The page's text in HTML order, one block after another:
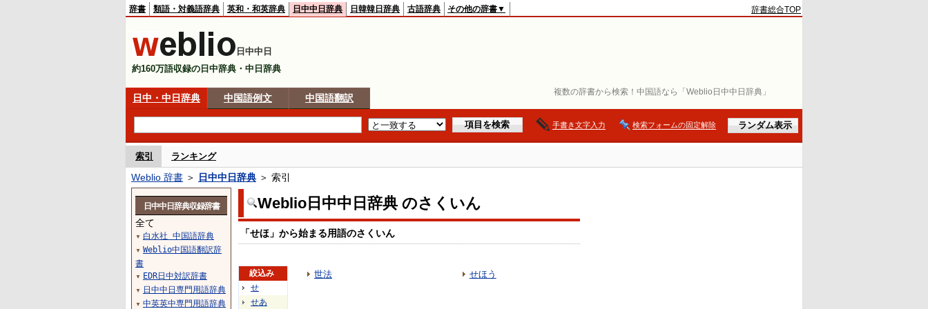
複数の辞書から検索！中国語なら「Weblio日中中日辞典」
辞書 類語・対義語辞典 英和・和英辞典 日中中日辞典 日韓韓日辞典 古語辞典 その他の辞書▼ 辞書総合TOP
日中中日
約160万語収録の日中辞典・中日辞典
日中・中日辞典 中国語例文 中国語翻訳
手書き文字入力 検索フォームの固定解除
索引 ランキング
Weblio 辞書 ＞ 日中中日辞典 ＞ 索引
Weblio日中中日辞典 のさくいん
「せほ」から始まる用語のさくいん
絞込み
せ
せあ
世法 せほう
日中中日辞典収録辞書
全て
▼ 白水社 中国語辞典
▼ Weblio中国語翻訳辞
書
▼ EDR日中対訳辞書
▼ 日中中日専門用語辞典
▼ 中英英中専門用語辞典